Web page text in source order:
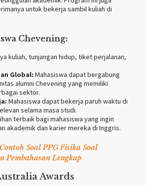
untuk bekerja sambil kuliah di
Chevening:
kuliah, tunjangan hidup, tiket perjalanan,
Global: Mahasiswa dapat bergabung
alumni Chevening yang memiliki
sektor.
Mahasiswa dapat bekerja paruh waktu di
selama masa studi.
terbaik bagi mahasiswa yang ingin
akademik dan karier mereka di Inggris.
Contoh Soal PPG Fisika Soal
Pembahasan Lengkap
Awards